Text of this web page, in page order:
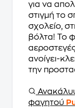
για να
στιγμή το
σχολείο,
βόλτα! Το
ανοίγει-
την
φαγητού